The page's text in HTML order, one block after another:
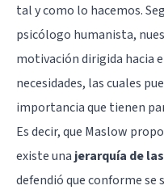
tal y como lo hacemos.
psicólogo humanista,
motivación dirigida hacia
necesidades, las cuales
importancia que tienen
Es decir, que Maslow
existe una jerarquía de
defendió que conforme se